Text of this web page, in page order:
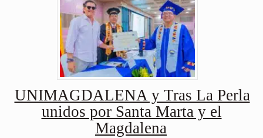
UNIMAGDALENA y Tras La Perla
unidos por Santa Marta y el
Magdalena